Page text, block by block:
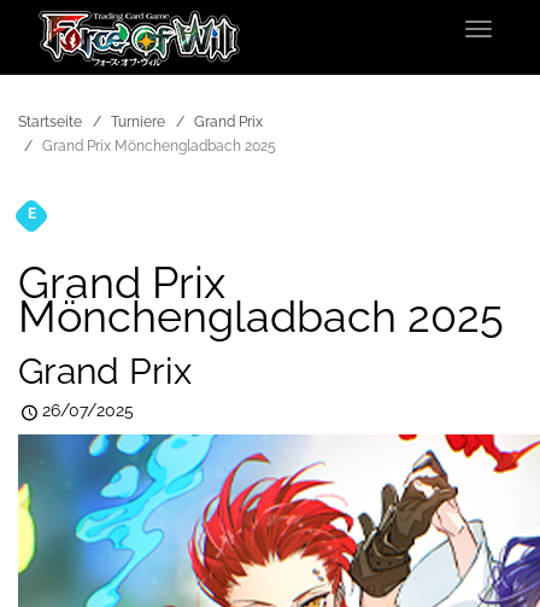
Toggle
Startseite Turniere
Grand Prix
Grand Prix Mönchengladbach 2025
E
Grand Prix
Mönchengladbach 2025
Grand Prix
26/07/2025